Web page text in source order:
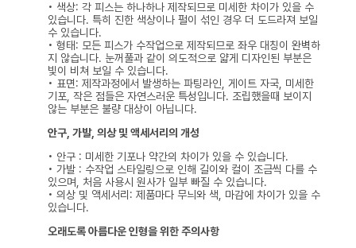
• 색상: 각 피스는 하나하나 제작되므로 미세한 차이가 있을 수
있습니다. 특히 진한 색상이나 펄이 섞인 경우 더 도드라져 보일
수 있습니다.
• 형태: 모든 피스가 수작업으로 제작되므로 좌우 대칭이 완벽하
지 않습니다. 눈꺼풀과 같이 의도적으로 얇게 디자인된 부분은
빛이 비쳐 보일 수 있습니다.
• 표면: 제작과정에서 발생하는 파팅라인, 게이트 자국, 미세한
기포, 작은 점들은 자연스러운 특성입니다. 조립했을때 보이지
않는 부분은 불량 대상이 아닙니다.
안구, 가발, 의상 및 액세서리의 개성
• 안구 : 미세한 기포나 약간의 차이가 있을 수 있습니다.
• 가발 : 수작업 스타일링으로 인해 길이와 컬이 조금씩 다를 수
있으며, 처음 사용시 원사가 일부 빠질 수 있습니다.
• 의상 및 액세서리: 제품마다 무늬와 색, 마감에 차이가 있을 수
있습니다.
오래도록 아름다운 인형을 위한 주의사항